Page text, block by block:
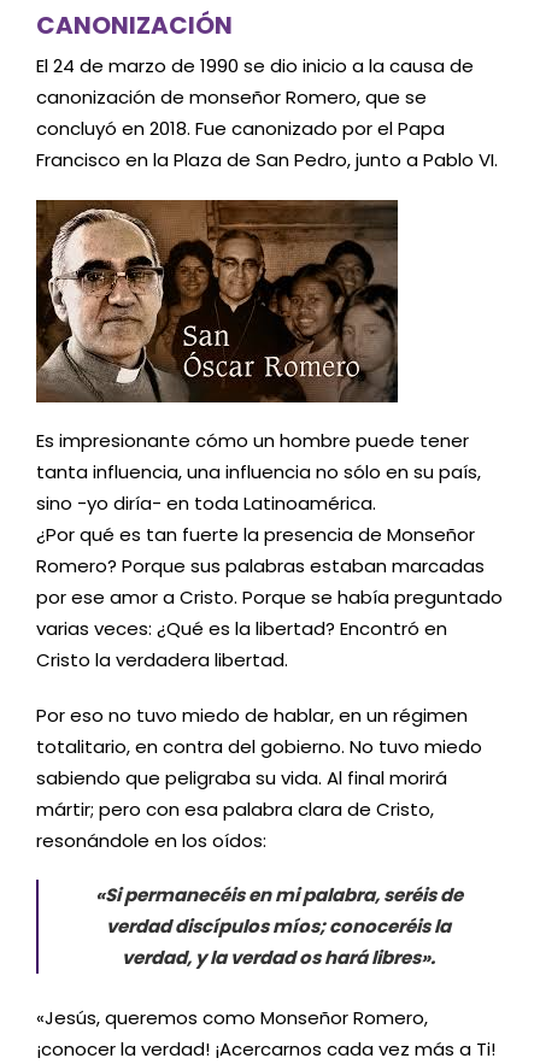
CANONIZACIÓN
El 24 de marzo de 1990 se dio inicio a la causa de
canonización de monseñor Romero, que se
concluyó en 2018. Fue canonizado por el Papa
Francisco en la Plaza de San Pedro, junto a Pablo VI.
Es impresionante cómo un hombre puede tener
tanta influencia, una influencia no sólo en su país,
sino -yo diría- en toda Latinoamérica.
¿Por qué es tan fuerte la presencia de Monseñor
Romero? Porque sus palabras estaban marcadas
por ese amor a Cristo. Porque se había preguntado
varias veces: ¿Qué es la libertad? Encontró en
Cristo la verdadera libertad.
Por eso no tuvo miedo de hablar, en un régimen
totalitario, en contra del gobierno. No tuvo miedo
sabiendo que peligraba su vida. Al final morirá
mártir; pero con esa palabra clara de Cristo,
resonándole en los oídos:
«Si permanecéis en mi palabra, seréis de
verdad discípulos míos; conoceréis la
verdad, y la verdad os hará libres».
«Jesús, queremos como Monseñor Romero,
¡conocer la verdad! ¡Acercarnos cada vez más a Ti!